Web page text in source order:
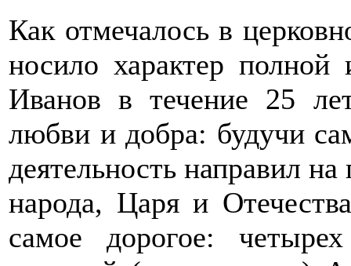
Как отмечалось в
носило характер
Иванов в течение 25
любви и добра: будучи
деятельность направил
народа, Царя и
самое дорогое: